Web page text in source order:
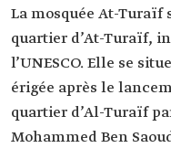
La mosquée At-Turaïf
quartier d’At-Turaïf,
l’UNESCO. Elle se
érigée après le
quartier d’Al-Turaïf
Mohammed Ben